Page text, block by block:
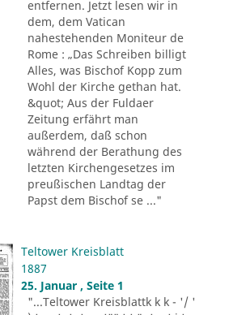
entfernen. Jetzt lesen wir in
dem, dem Vatican
nahestehenden Moniteur de
Rome : „Das Schreiben billigt
Alles, was Bischof Kopp zum
Wohl der Kirche gethan hat.
&quot; Aus der Fuldaer
Zeitung erfährt man
außerdem, daß schon
während der Berathung des
letzten Kirchengesetzes im
preußischen Landtag der
Papst dem Bischof se ..."
Teltower Kreisblatt
1887
25. Januar , Seite 1
"...Teltower Kreisblattk k k - '/ '